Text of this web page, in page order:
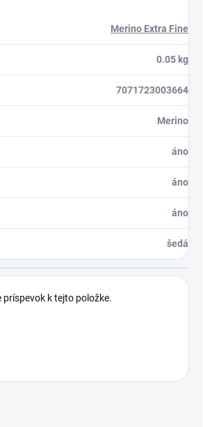
Merino Extra Fine
0.05 kg
7071723003664
Merino
áno
áno
áno
šedá
príspevok k tejto položke.